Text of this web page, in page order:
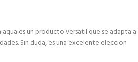
aqua es un producto versatil que se adapta a
Sin duda, es una excelente eleccion